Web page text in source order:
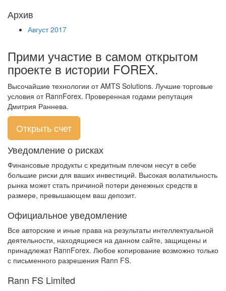
Архив
Август 2017
Прими участие в самом открытом
проекте в истории FOREX.
Высочайшие технологии от AMTS Solutions. Лучшие торговые
условия от RannForex. Проверенная годами репутация
Дмитрия Раннева.
Открыть счет
Уведомление о рисках
Финансовые продукты с кредитным плечом несут в себе
большие риски для ваших инвестиций. Высокая волатильность
рынка может стать причиной потери денежных средств в
размере, превышающем ваш депозит.
Официальное уведомление
Все авторские и иные права на результаты интеллектуальной
деятельности, находящиеся на данном сайте, защищены и
принадлежат RannForex. Любое копирование возможно только
с письменного разрешения Rann FS.
Rann FS Limited